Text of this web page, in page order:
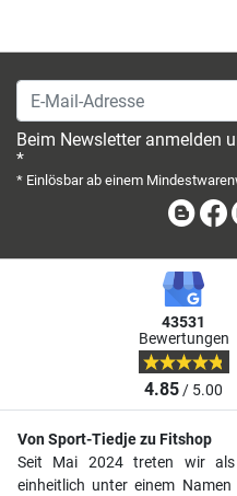
E-Mail-Adresse
Beim Newsletter anmelden
*
* Einlösbar ab einem
Blog
43531
Bewertungen
4.85/ 5.00
Von Sport-Tiedje zu Fitshop
Seit Mai 2024 treten wir
einheitlich unter einem